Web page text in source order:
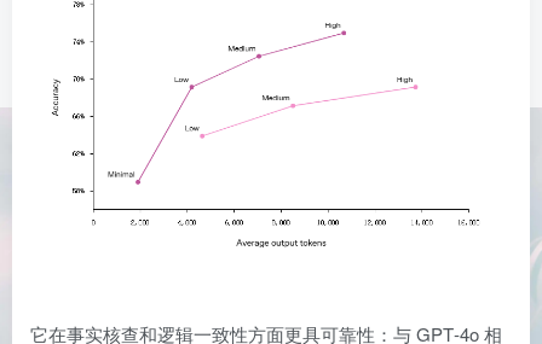
它在事实核查和逻辑一致性方面更具可靠性：与 GPT‑4o 相